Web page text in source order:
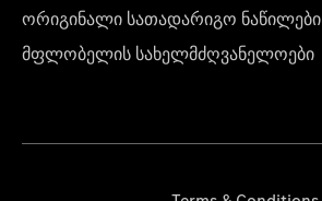
ორიგინალი სათადარიგო ნაწილები
მფლობელის სახელმძღვანელოები